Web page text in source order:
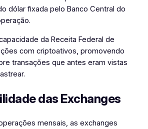
dólar fixada pelo Banco Central do
da Receita Federal de
com criptoativos, promovendo
transações que antes eram vistas
das Exchanges
mensais, as exchanges